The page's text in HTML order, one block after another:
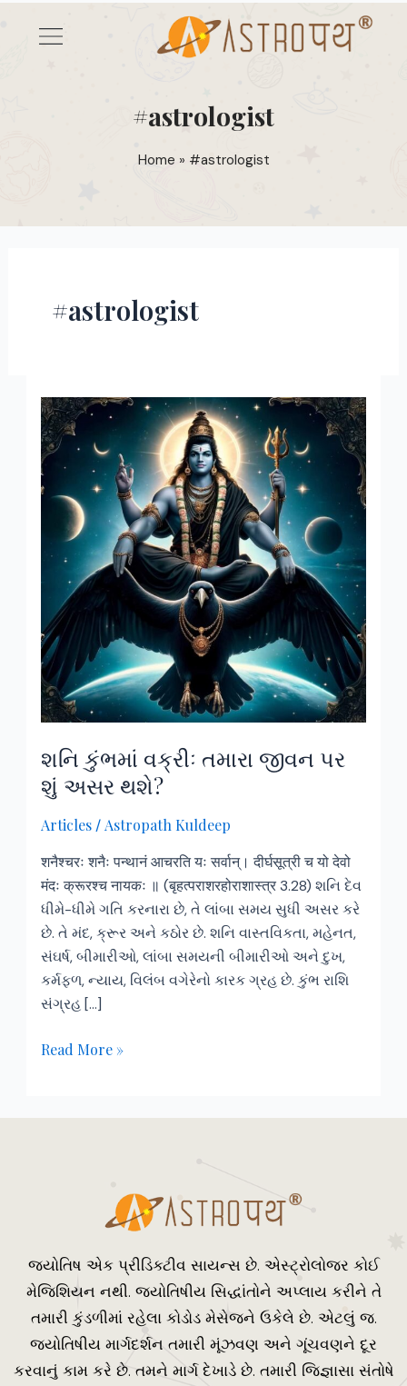
Menu
#astrologist
Home » #astrologist
#astrologist
શનિ કુંભમાં વક્રીઃ તમારા જીવન પર
શું અસર થશે?
Articles/ Astropath Kuldeep
शनैश्चरः शनैः पन्थानं आचरति यः सर्वान्। दीर्घसूत्री च यो देवो
मंदः क्रूरश्च नायकः ॥ (बृहत्पराशरहोराशास्त्र 3.28) શનિ દેવ
ધીમે-ધીમે ગતિ કરનારા છે, તે લાંબા સમય સુધી અસર કરે
છે. તે મંદ, ક્રૂર અને કઠોર છે. શનિ વાસ્તવિકતા, મહેનત,
સંઘર્ષ, બીમારીઓ, લાંબા સમયની બીમારીઓ અને દુખ,
કર્મફળ, ન્યાય, વિલંબ વગેરેનો કારક ગ્રહ છે. કુંભ રાશિ
સંગ્રહ […]
શનિ
કુંભમાં
વક્રીઃ
તમારા
જીવન
થશે?
Read More »
જ્યોતિષ એક પ્રીડિક્ટીવ સાયન્સ છે. એસ્ટ્રોલોજર કોઈ
મેજિશિયન નથી. જ્યોતિષીય સિદ્ધાંતોને અપ્લાય કરીને તે
તમારી કુંડળીમાં રહેલા કોડોડ મેસેજને ઉકેલે છે. એટલું જ.
જ્યોતિષીય માર્ગદર્શન તમારી મૂંઝવણ અને ગૂંચવણને દૂર
કરવાનું કામ કરે છે. તમને માર્ગ દેખાડે છે. તમારી જિજ્ઞાસા સંતોષે